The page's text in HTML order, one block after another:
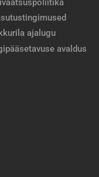
ajalugu
avaldus